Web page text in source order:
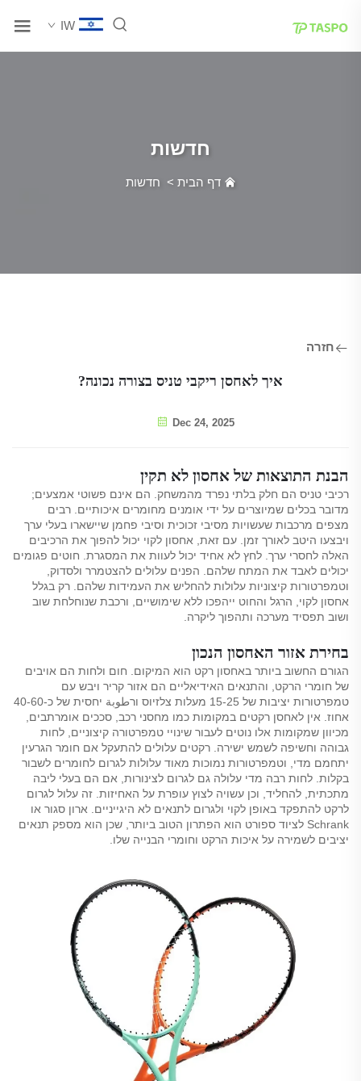
IW
חדשות
דף הבית > חדשות
חזרה
איך לאחסן ריקבי טניס בצורה נכונה?
Dec 24, 2025
הבנת התוצאות של אחסון לא תקין
רכיבי טניס הם חלק בלתי נפרד מהמשחק. הם אינם פשוטי אמצעים;
מדובר בכלים שמיוצרים על ידי אומנים מחומרים איכותיים. רבים
מצפים מרכבות שעשויות מסיבי זכוכית וסיבי פחמן שיישארו בעלי ערך
ויבצעו היטב לאורך זמן. עם זאת, אחסון לקוי יכול להפוך את הרכיבים
האלה לחסרי ערך. לחץ לא אחיד יכול לעוות את המסגרת. חוטים פגומים
יכולים לאבד את המתח שלהם. הפנים עלולים להצטמרר ולסדוק,
וטמפרטורות קיצוניות עלולות להחליש את העמידות שלהם. רק בגלל
אחסון לקוי, הרגל והחוט ייהפכו ללא שימושיים, ורכבת שנוחלחת שוב
ושוב תפסיד מערכה ותהפוך ליקרה.
בחירת אזור האחסון הנכון
הגורם החשוב ביותר באחסון רקט הוא המיקום. חום ולחות הם אויבים
של חומרי הרקט, והתנאים האידיאליים הם אזור קריר ויבש עם
טמפרטורות יציבות של 15-25 מעלות צלזיוס ורطوبة יחסית של כ-40-60
אחוז. אין לאחסן רקטים במקומות כמו מחסני רכב, סככים אומרתבים,
מכיוון שמקומות אלו נוטים לעבור שינויי טמפרטורה קיצוניים, לחות
גבוהה וחשיפה לשמש ישירה. רקטים עלולים להתעקל אם חומר הגרעין
יתחמם מדי, וטמפרטורות נמוכות מאוד עלולות לגרום לחומרים לשבור
בקלות. לחות רבה מדי עלולה גם לגרום לצינורות, אם הם בעלי ליבה
מתכתית, להחליד, וכן עשויה לצוץ עופרת על האחיזות. זה עלול לגרום
לרקט להתפקד באופן לקוי ולגרום לתנאים לא היגייניים. ארון סגור או
Schrank לציוד ספורט הוא הפתרון הטוב ביותר, שכן הוא מספק תנאים
יציבים לשמירה על איכות הרקט וחומרי הבנייה שלו.